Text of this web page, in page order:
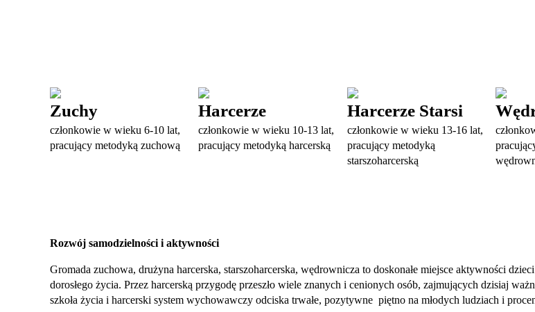
Zuchy
członkowie w wieku 6-10 lat,
pracujący metodyką zuchową
Harcerze
członkowie w wieku 10-13 lat,
pracujący metodyką harcerską
Harcerze Starsi
członkowie w wieku 13-16 lat,
pracujący metodyką
starszoharcerską
Rozwój samodzielności i aktywności
Gromada zuchowa, drużyna harcerska, starszoharcerska, wędrownicza to doskonałe miejsce aktywności
dorosłego życia. Przez harcerską przygodę przeszło wiele znanych i cenionych osób, zajmujących dzisiaj
szkoła życia i harcerski system wychowawczy odciska trwałe, pozytywne piętno na młodych ludziach i